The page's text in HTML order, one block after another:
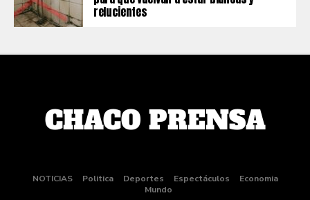
relucientes
NOTICIAS Politica Deportes Espectáculos
Economia
Mundo